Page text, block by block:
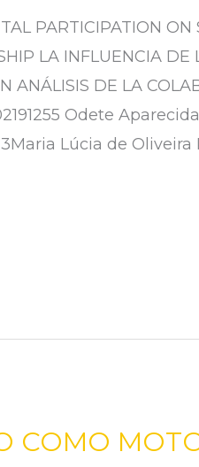
PARTICIPATION
LA INFLUENCIA
ANÁLISIS DE LA
Odete
Lúcia de
COMO